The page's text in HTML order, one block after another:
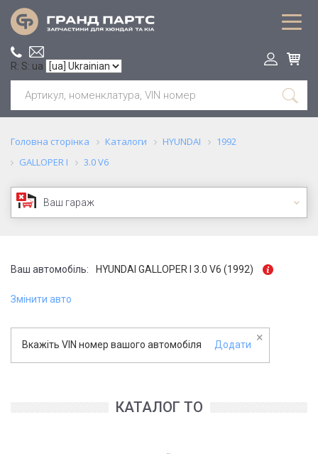
R: S: ua
Головна сторінка Каталоги HYUNDAI
1992
GALLOPER I
3.0 V6
Ваш гараж
Ваш автомобіль: HYUNDAI GALLOPER I 3.0 V6 (1992)
Змінити авто
Вкажіть VIN номер вашого автомобіля Додати
×
КАТАЛОГ ТО